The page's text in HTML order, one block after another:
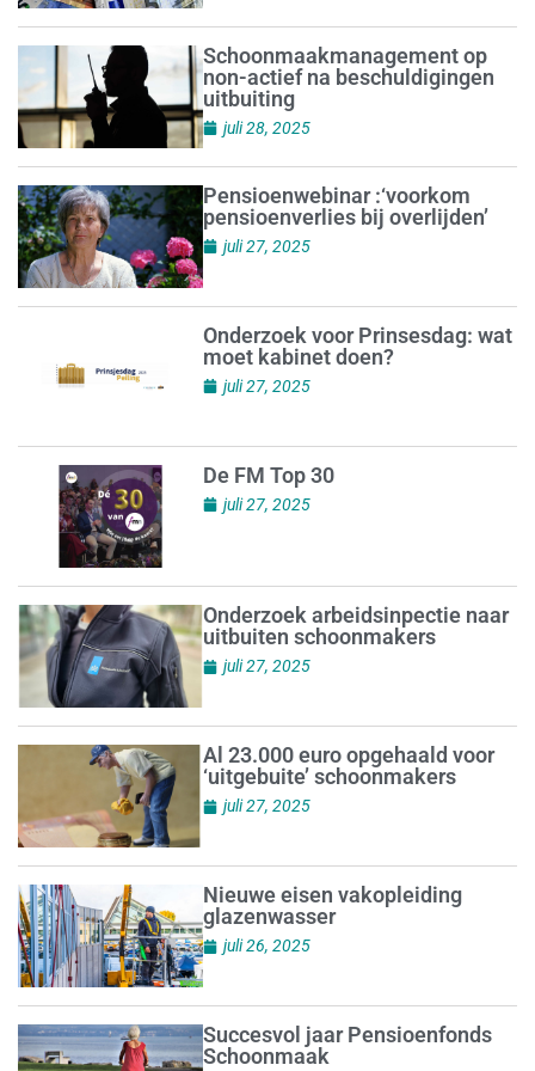
Schoonmaakmanagement op
non-actief na beschuldigingen
uitbuiting
juli 28, 2025
Pensioenwebinar :‘voorkom
pensioenverlies bij overlijden’
juli 27, 2025
Onderzoek voor Prinsesdag: wat
moet kabinet doen?
juli 27, 2025
De FM Top 30
juli 27, 2025
Onderzoek arbeidsinpectie naar
uitbuiten schoonmakers
juli 27, 2025
Al 23.000 euro opgehaald voor
‘uitgebuite’ schoonmakers
juli 27, 2025
Nieuwe eisen vakopleiding
glazenwasser
juli 26, 2025
Succesvol jaar Pensioenfonds
Schoonmaak